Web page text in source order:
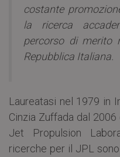
costante
la ricerca
percorso di merito
Repubblica Italiana.
Laureatasi nel 1979 in
Cinzia Zuffada dal
Jet Propulsion
ricerche per il JPL